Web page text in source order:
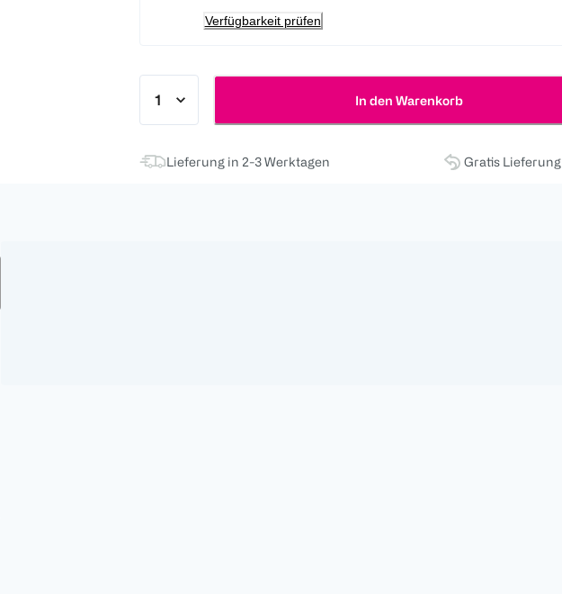
Verfügbarkeit prüfen
In den Warenkorb
Lieferung in 2-3 Werktagen Gratis